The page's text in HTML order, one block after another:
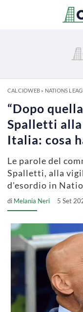
CALCIOWEB» NATIONS
“Dopo
Spalletti
Italia: cosa
Le parole del
Spalletti, alla
d'esordio in
di Melania Neri 5 Set